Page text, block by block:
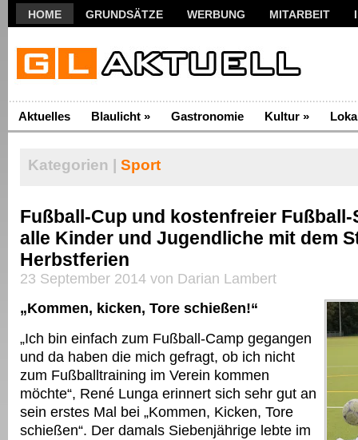
HOME GRUNDSÄTZE WERBUNG MITARBEIT
Aktuelles Blaulicht » Gastronomie Kultur »
Kategorien | Sport
Fußball-Cup und kostenfreier Fußball-
alle Kinder und Jugendliche mit dem
Herbstferien
23 September 2014 von Darian Lambert
„Kommen, kicken, Tore schießen!“
„Ich bin einfach zum Fußball-Camp gegangen
und da haben die mich gefragt, ob ich nicht
zum Fußballtraining im Verein kommen
möchte“, René Lunga erinnert sich sehr gut an
sein erstes Mal bei „Kommen, Kicken, Tore
schießen“. Der damals Siebenjährige lebte im